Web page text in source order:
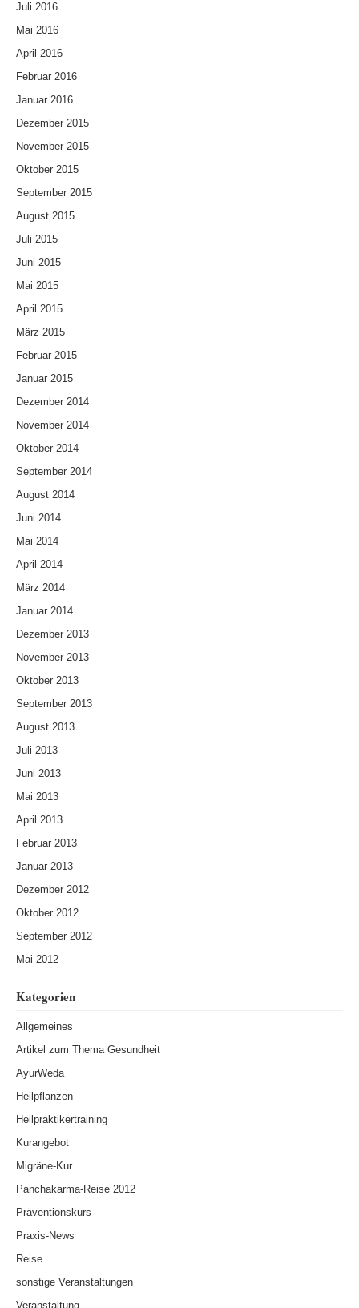
Juli 2016
Mai 2016
April 2016
Februar 2016
Januar 2016
Dezember 2015
November 2015
Oktober 2015
September 2015
August 2015
Juli 2015
Juni 2015
Mai 2015
April 2015
März 2015
Februar 2015
Januar 2015
Dezember 2014
November 2014
Oktober 2014
September 2014
August 2014
Juni 2014
Mai 2014
April 2014
März 2014
Januar 2014
Dezember 2013
November 2013
Oktober 2013
September 2013
August 2013
Juli 2013
Juni 2013
Mai 2013
April 2013
Februar 2013
Januar 2013
Dezember 2012
Oktober 2012
September 2012
Mai 2012
Kategorien
Allgemeines
Artikel zum Thema Gesundheit
AyurWeda
Heilpflanzen
Heilpraktikertraining
Kurangebot
Migräne-Kur
Panchakarma-Reise 2012
Präventionskurs
Praxis-News
Reise
sonstige Veranstaltungen
Veranstaltung